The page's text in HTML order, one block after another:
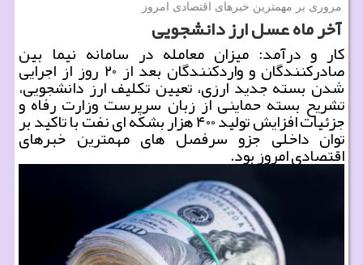
مروری بر مهمترین خبرهای اقتصادی امروز
آخر ماه عسل ارز دانشجویی
كار و درآمد: میزان معامله در سامانه نیما بین
صادركنندگان و واردكنندگان بعد از ۲۰ روز از اجرایی
شدن بسته جدید ارزی، تعیین تكلیف ارز دانشجویی،
تشریح بسته حماینی از زبان سرپرست وزارت رفاه و
جزئیات افزایش تولید ۴۰۰ هزار بشكه ای نفت با تاكید بر
توان داخلی جزو سرفصل های مهمترین خبرهای
اقتصادی امروز بود.